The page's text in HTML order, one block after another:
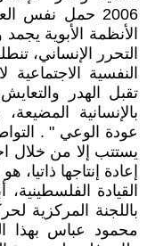
2006 حمل نفس
الأنظمة الأبوية
التحرر الإنساني،
النفسية
تقبل الهدر
بالإنسانية
عودة الوعي " .
يستتب إلا من خلال
إعادة إنتاجها ذاتيا، هو
القيادة
باللجنة المركزية
محمود عباس بهذا